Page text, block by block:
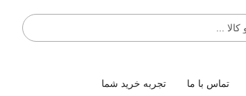
تماس با ما تجربه خرید شما